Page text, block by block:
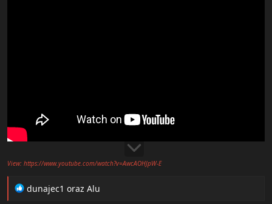
View: https://www.youtube.com/watch?v=AwcAOHJpW-E
R
dunajec1 oraz Alu